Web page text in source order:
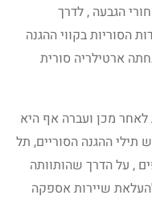
הגבעה , לדרך
הסוריות בקווי ההגנה
ארטילריה סורית
לאחר מכן ועברה אף היא
תילי ההגנה הסוריים, תל
, על הדרך שהותוותה
שיירות אספקה